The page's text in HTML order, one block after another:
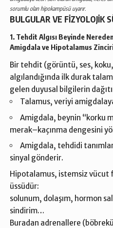
sorumlu olan hipokampüsü uyarır.
BULGULAR VE FİZYOLOJİK
1. Tehdit Algısı Beyinde
Amigdala ve Hipotalamus
Bir tehdit (görüntü, ses,
algılandığında ilk durak
gelen duyusal bilgilerin
Talamus, veriyi
Amigdala, beynin “korku
merak–kaçınma dengesini
Amigdala, tehdidi
sinyal gönderir.
Hipotalamus, istemsiz vücut
üssüdür:
solunum, dolaşım, hormon
sindirim…
Buradan adrenallere